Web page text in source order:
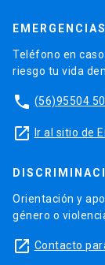
Teléfono en
riesgo tu vida
phone (56)95504
launch Ir al sitio de
Orientación y
género o
launch Contacto